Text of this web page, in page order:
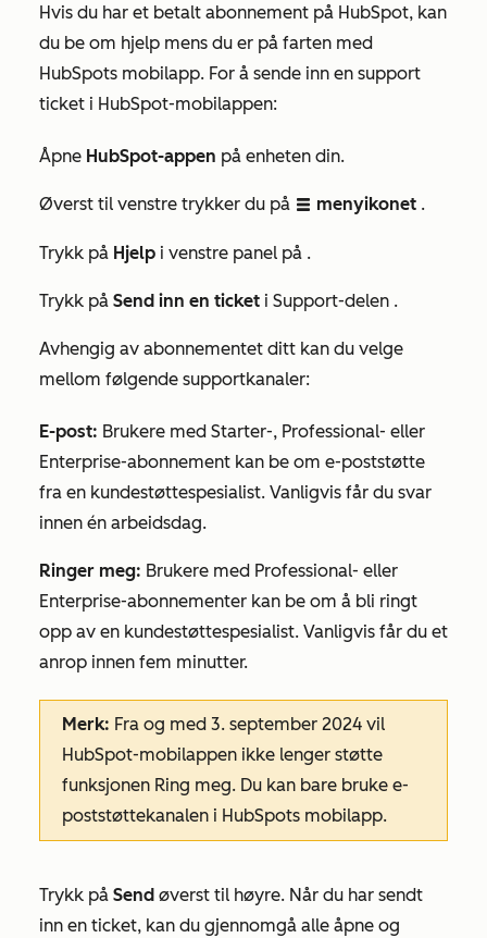
Hvis du har et betalt abonnement på HubSpot, kan
du be om hjelp mens du er på farten med
HubSpots mobilapp. For å sende inn en support
ticket i HubSpot-mobilappen:
Åpne HubSpot-appen på enheten din.
Øverst til venstre trykker du på listView menyikonet .
Trykk på Hjelp i venstre panel på .
Trykk på Send inn en ticket i Support-delen .
Avhengig av abonnementet ditt kan du velge
mellom følgende supportkanaler:
E-post: Brukere med Starter-, Professional- eller
Enterprise-abonnement kan be om e-poststøtte
fra en kundestøttespesialist. Vanligvis får du svar
innen én arbeidsdag.
Ringer meg: Brukere med Professional- eller
Enterprise-abonnementer kan be om å bli ringt
opp av en kundestøttespesialist. Vanligvis får du et
anrop innen fem minutter.
Merk: Fra og med 3. september 2024 vil
HubSpot-mobilappen ikke lenger støtte
funksjonen Ring meg. Du kan bare bruke e-
poststøttekanalen i HubSpots mobilapp.
Trykk på Send øverst til høyre. Når du har sendt
inn en ticket, kan du gjennomgå alle åpne og